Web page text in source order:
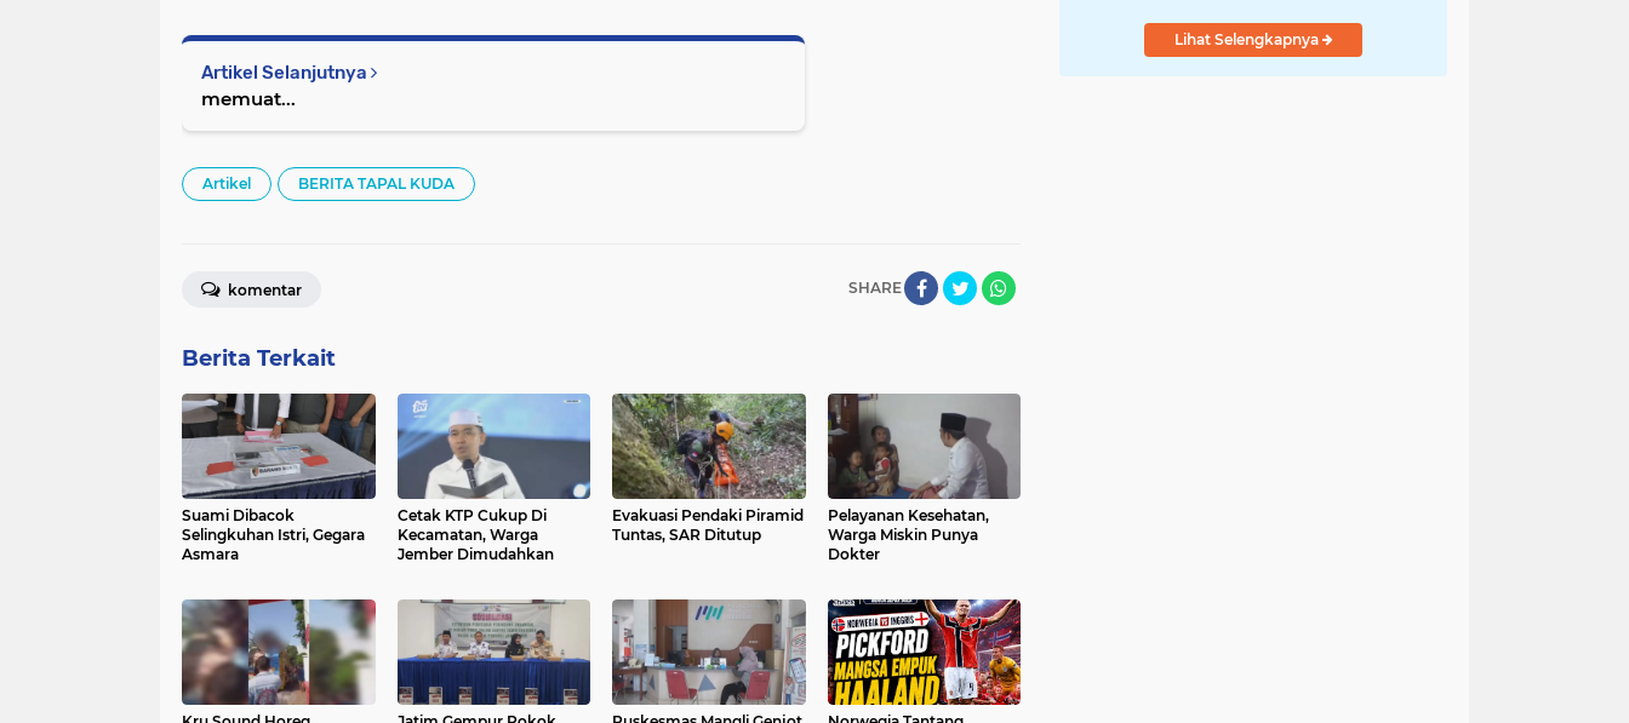
Artikel Selanjutnya
memuat...
Artikel BERITA TAPAL KUDA
SHARE
komentar
Berita Terkait
Suami Dibacok
Selingkuhan Istri, Gegara
Asmara
Cetak KTP Cukup Di
Kecamatan, Warga
Jember Dimudahkan
Evakuasi Pendaki Piramid
Tuntas, SAR Ditutup
Pelayanan Kesehatan,
Warga Miskin Punya
Dokter
Basarnas
Lihat Selengkapnya